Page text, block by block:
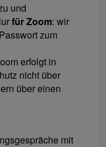
und
für Zoom: wir
zum
erfolgt in
nicht über
über einen
mit